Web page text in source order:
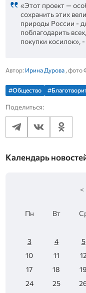
«Этот проект —
сохранить этих
природы России -
поблагодарить
покупки косилок»,
Автор: Ирина Дурова, фото
#Общество
Поделиться:
Календарь
<
Пн Вт
3
4 5
10
11 12
17
18 19
24
25